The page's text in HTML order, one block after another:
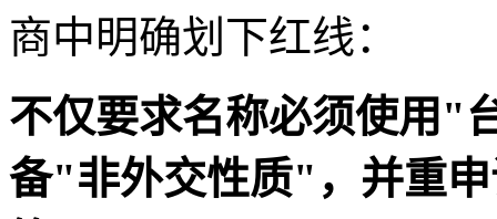
商中明确划下红线：
不仅要求名称必须使用"
备"非外交性质"，并重